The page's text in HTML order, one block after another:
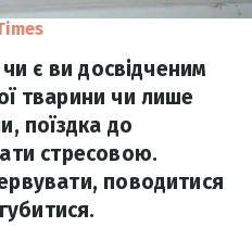
є ви досвідченим
тварини чи лише
поїздка до
стресовою.
поводитися